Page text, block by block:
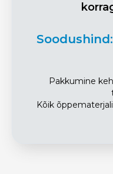
Soodushind:
Pakkumine
Kõik